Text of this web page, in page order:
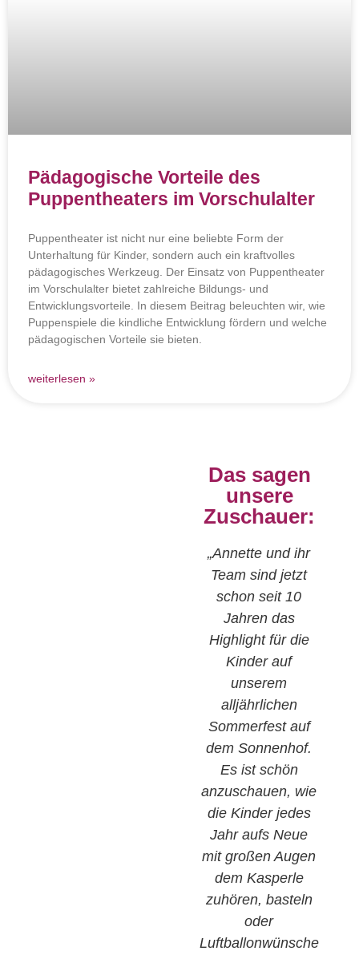
Pädagogische Vorteile des
Puppentheaters im Vorschulalter
Puppentheater ist nicht nur eine beliebte Form der
Unterhaltung für Kinder, sondern auch ein kraftvolles
pädagogisches Werkzeug. Der Einsatz von Puppentheater
im Vorschulalter bietet zahlreiche Bildungs- und
Entwicklungsvorteile. In diesem Beitrag beleuchten wir, wie
Puppenspiele die kindliche Entwicklung fördern und welche
pädagogischen Vorteile sie bieten.
weiterlesen »
Das sagen
unsere
Zuschauer:
„Annette und ihr
Team sind jetzt
schon seit 10
Jahren das
Highlight für die
Kinder auf
unserem
alljährlichen
Sommerfest auf
dem Sonnenhof.
Es ist schön
anzuschauen, wie
die Kinder jedes
Jahr aufs Neue
mit großen Augen
dem Kasperle
zuhören, basteln
oder
Luftballonwünsche